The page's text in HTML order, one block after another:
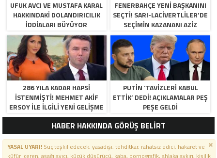
UFUK AVCI VE MUSTAFA KARAL
HAKKINDAKI DOLANDIRICILIK
İDDIALARI BÜYÜYOR
FENERBAHÇE YENI BAŞKANINI
SEÇTI! SARI-LACIVERTLILER’DE
SEÇIMIN KAZANANI AZIZ
YILDIRIM OLDU
286 YILA KADAR HAPSI
ISTENMIŞTI! MEHMET AKIF
ERSOY ILE ILGILI YENI GELIŞME
PUTIN ‘TAVIZLERI KABUL
ETTIK’ DEDI! AÇIKLAMALAR PEŞ
PEŞE GELDI
HABER HAKKINDA GÖRÜŞ BELİRT
YASAL UYARI!Suç teşkil edecek, yasadışı, tehditkar, rahatsız edici, hakaret ve
küfür içeren, aşağılayıcı, küçük düşürücü, kaba, pornografik, ahlaka aykırı, kişilik